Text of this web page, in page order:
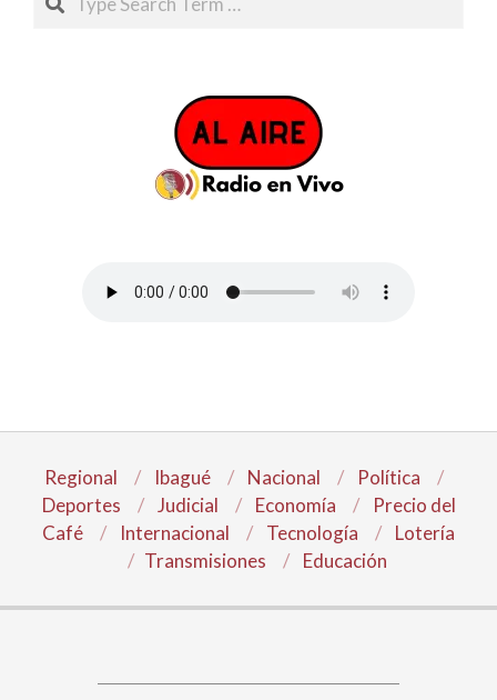
Regional Ibagué Nacional
Política
Deportes
Judicial Economía
Precio del
Café
Internacional Tecnología
Lotería
Transmisiones
Educación